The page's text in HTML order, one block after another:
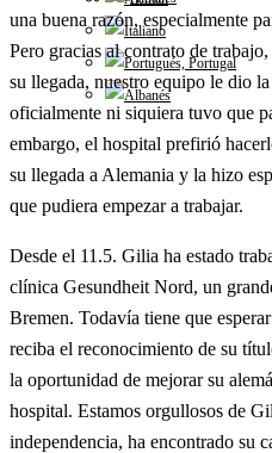
una buena razón, especialmente
Pero gracias al contrato de
su llegada, nuestro equipo le dio
oficialmente ni siquiera tuvo que
embargo, el hospital prefirió
su llegada a Alemania y la hizo
que pudiera empezar a trabajar.
Desde el 11.5. Gilia ha estado
clínica Gesundheit Nord, un
Bremen. Todavía tiene que
reciba el reconocimiento de su
la oportunidad de mejorar su
hospital. Estamos orgullosos de
independencia, ha encontrado su